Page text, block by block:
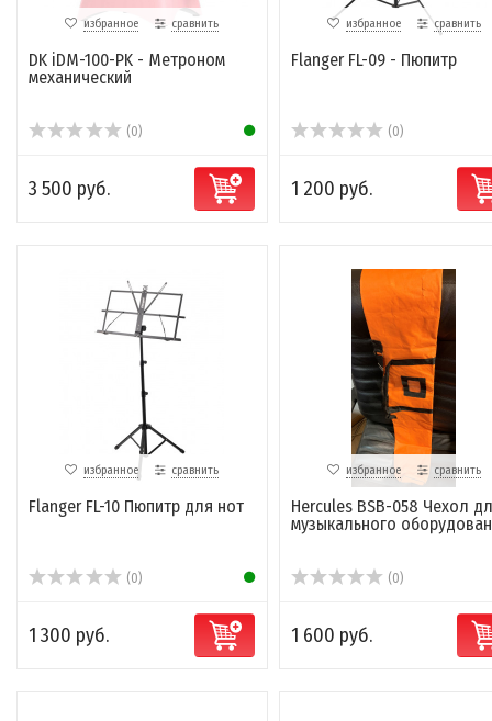
избранное сравнить
DK iDM-100-PK - Метроном
механический
(0)
3 500 руб.
избранное сравнить
Flanger FL-09 - Пюпитр
(0)
1 200 руб.
избранное сравнить
Flanger FL-10 Пюпитр для нот
(0)
1 300 руб.
избранное сравнить
Hercules BSB-058 Чехол
музыкального
(0)
1 600 руб.